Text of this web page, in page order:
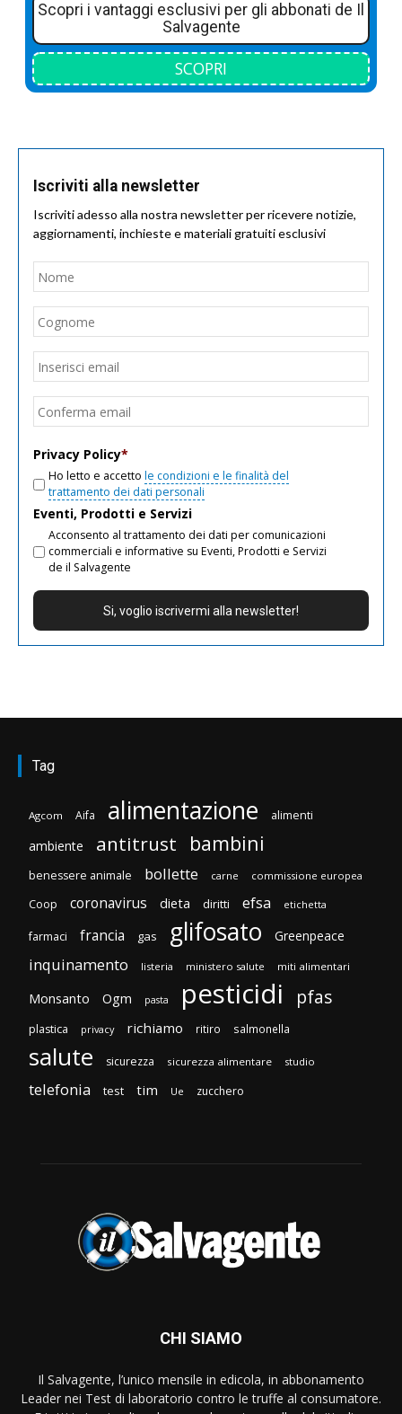
Scopri i vantaggi esclusivi per gli abbonati de Il
Salvagente
SCOPRI
Iscriviti alla newsletter
Iscriviti adesso alla nostra newsletter per ricevere notizie,
aggiornamenti, inchieste e materiali gratuiti esclusivi
Nome
Email
Privacy Policy*
Ho letto e accetto le condizioni e le finalità del
trattamento dei dati personali
Eventi, Prodotti e Servizi
Acconsento al trattamento dei dati per comunicazioni
commerciali e informative su Eventi, Prodotti e Servizi
de il Salvagente
Tag
Agcom Aifa alimentazione alimenti
ambiente antitrust bambini
benessere animale bollette carne commissione europea
Coop coronavirus dieta diritti efsa etichetta
farmaci francia gas glifosato Greenpeace
inquinamento listeria ministero salute miti alimentari
Monsanto Ogm pasta pesticidi pfas
plastica privacy richiamo ritiro salmonella
salute sicurezza sicurezza alimentare studio
telefonia test tim Ue zucchero
CHI SIAMO
Il Salvagente, l’unico mensile in edicola, in abbonamento
Leader nei Test di laboratorio contro le truffe al consumatore.